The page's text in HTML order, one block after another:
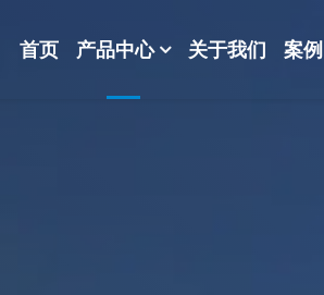
散堆填料-分子筛-
首页 产品中心 关于我们 案例